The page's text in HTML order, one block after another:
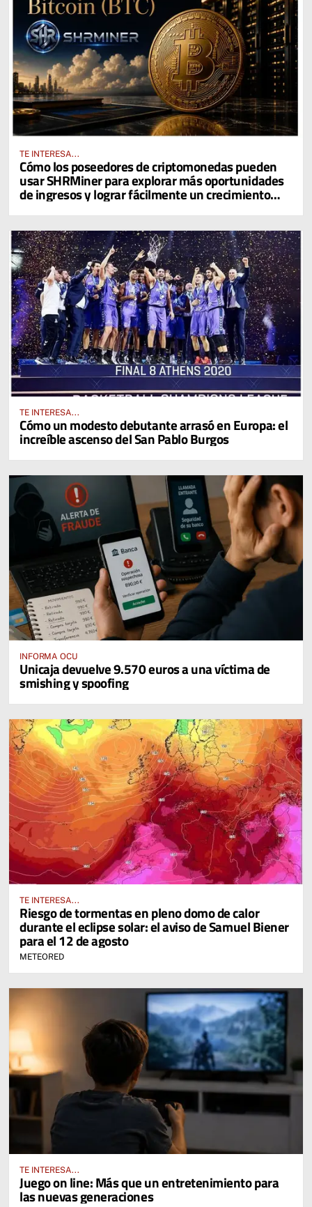
TE INTERESA...
Cómo los poseedores de criptomonedas pueden
usar SHRMiner para explorar más oportunidades
de ingresos y lograr fácilmente un crecimiento
diario del 4% en sus activos digitales
TE INTERESA...
Cómo un modesto debutante arrasó en Europa: el
increíble ascenso del San Pablo Burgos
INFORMA OCU
Unicaja devuelve 9.570 euros a una víctima de
smishing y spoofing
TE INTERESA...
Riesgo de tormentas en pleno domo de calor
durante el eclipse solar: el aviso de Samuel Biener
para el 12 de agosto
METEORED
TE INTERESA...
Juego on line: Más que un entretenimiento para
las nuevas generaciones